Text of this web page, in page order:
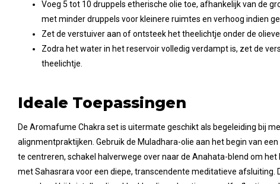
Voeg 5 tot 10 druppels etherische olie toe, afhankelijk van de
met minder druppels voor kleinere ruimtes en verhoog indien
Zet de verstuiver aan of ontsteek het theelichtje onder de
Zodra het water in het reservoir volledig verdampt is, zet de
theelichtje.
Ideale Toepassingen
De Aromafume Chakra set is uitermate geschikt als begeleiding bij
alignmentpraktijken. Gebruik de Muladhara-olie aan het begin van
te centreren, schakel halverwege over naar de Anahata-blend om
met Sahasrara voor een diepe, transcendente meditatieve afsluiting.